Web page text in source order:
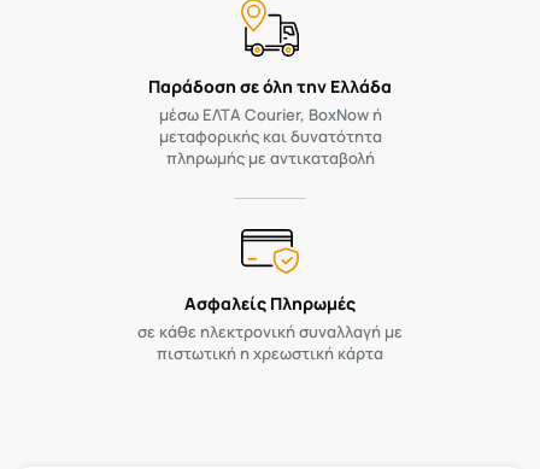
Παράδοση σε όλη την Ελλάδα
μέσω ΕΛΤΑ Courier, BoxNow ή
μεταφορικής και δυνατότητα
πληρωμής με αντικαταβολή
Ασφαλείς Πληρωμές
σε κάθε ηλεκτρονική συναλλαγή με
πιστωτική η χρεωστική κάρτα